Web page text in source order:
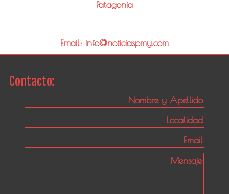
Patagonia
Email: info@noticiaspmy.com
Contacto: